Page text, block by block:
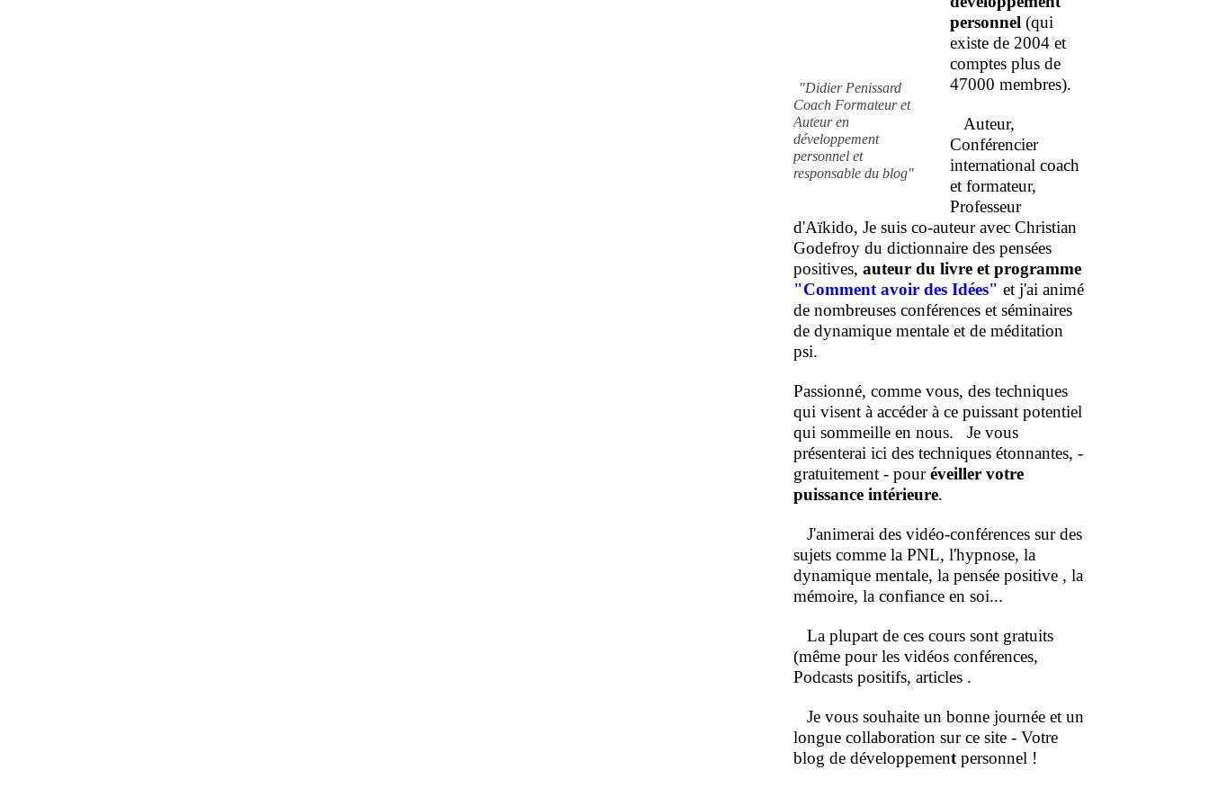
"Didier Penissard
Coach Formateur et
Auteur en
développement
personnel et
responsable du blog"
personnel (qui
existe de 2004 et
comptes plus de
47000 membres).
Auteur,
Conférencier
international coach
et formateur,
Professeur
d'Aïkido, Je suis co-auteur avec Christian
Godefroy du dictionnaire des pensées
positives, auteur du livre et programme
"Comment avoir des Idées" et j'ai animé
de nombreuses conférences et séminaires
de dynamique mentale et de méditation
psi.
Passionné, comme vous, des techniques
qui visent à accéder à ce puissant potentiel
qui sommeille en nous. Je vous
présenterai ici des techniques étonnantes, -
gratuitement - pouréveiller votre
puissance intérieure.
J'animerai des vidéo-conférences sur des
sujets comme la PNL, l'hypnose, la
dynamique mentale, la pensée positive , la
mémoire, la confiance en soi...
La plupart de ces cours sont gratuits
(même pour les vidéos conférences,
Podcasts positifs, articles .
Je vous souhaite un bonne journée et un
longue collaboration sur ce site - Votre
blog de développement personnel !